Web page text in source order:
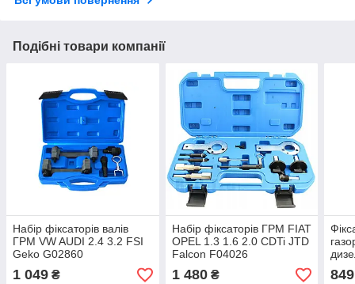
Подібні товари компанії
Набір фіксаторів валів
ГРМ VW AUDI 2.4 3.2 FSI
Geko G02860
1 049 ₴
Набір фіксаторів ГРМ FIAT
OPEL 1.3 1.6 2.0 CDTi JTD
Falcon F04026
1 480₴
1.4
849